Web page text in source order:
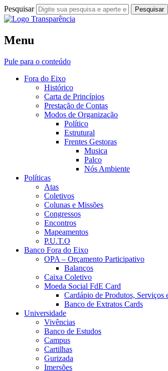
Pesquisar
Transparência
Fora do Eixo
Menu
Pule para o conteúdo
Fora do Eixo
Histórico
Carta de Princípios
Prestação de Contas
Modos de Organização
Político
Estrutural
Frentes Gestoras
Musica
Palco
Nós Ambiente
Políticas
Atas
Coletivos
Colunas e Missões
Congressos
Encontros
Mapeamentos
P.U.T.O
Banco Fora do Eixo
OPA – Orçamento Participativo
Balanços
Caixa Coletivo
Moeda Social FdE Card
Cardápio de Produtos, Serviços
Banco de Extratos Cards
Universidade
Vivências
Banco de Estudos
Campus
Cartilhas
Gurizada
Imersões